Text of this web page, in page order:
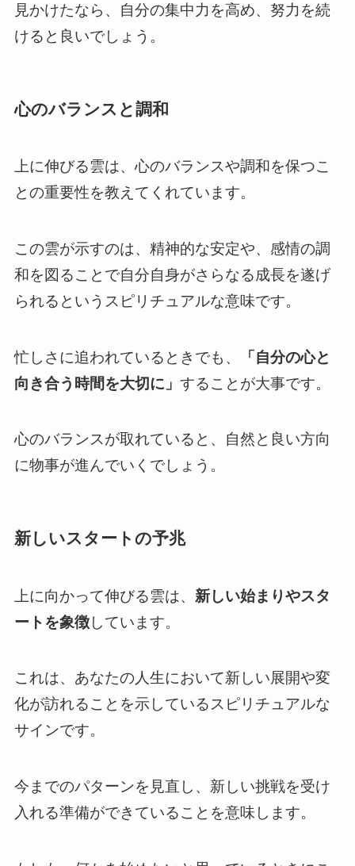
見かけたなら、自分の集中力を高め、努力を続
けると良いでしょう。
心のバランスと調和
上に伸びる雲は、心のバランスや調和を保つこ
との重要性を教えてくれています。
この雲が示すのは、精神的な安定や、感情の調
和を図ることで自分自身がさらなる成長を遂げ
られるというスピリチュアルな意味です。
忙しさに追われているときでも、
「自分の心と
向き合う時間を大切に」 することが大事です。
心のバランスが取れていると、自然と良い方向
に物事が進んでいくでしょう。
新しいスタートの予兆
上に向かって伸びる雲は、 新しい始まりやスタ
ートを象徴しています。
これは、あなたの人生において新しい展開や変
化が訪れることを示しているスピリチュアルな
サインです。
今までのパターンを見直し、新しい挑戦を受け
入れる準備ができていることを意味します。